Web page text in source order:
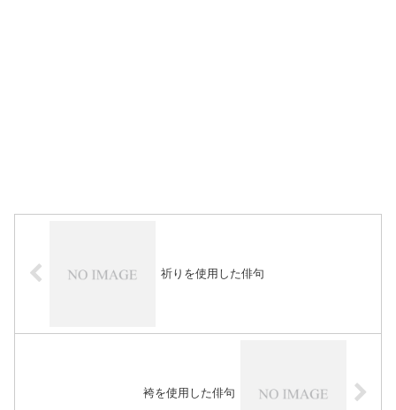
祈りを使用した俳句
袴を使用した俳句